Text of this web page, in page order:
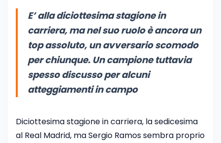
E’ alla diciottesima stagione in
carriera, ma nel suo ruolo è ancora un
top assoluto, un avversario scomodo
per chiunque. Un campione tuttavia
spesso discusso per alcuni
atteggiamenti in campo
Diciottesima stagione in carriera, la sedicesima
al Real Madrid, ma Sergio Ramos sembra proprio